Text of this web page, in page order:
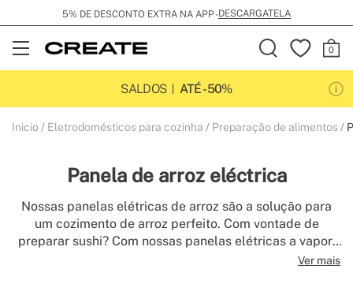
5% DE DESCONTO EXTRA NA APP -DESCARGATELA
Open
Menu
SALDOS
ATÉ -50%
Inicio Eletrodomésticos para cozinha Preparação de alimentos
Panela de arroz eléctrica
Nossas panelas elétricas de arroz são a solução para
um cozimento de arroz perfeito. Com vontade de
preparar sushi? Com nossas panelas elétricas a vapor,
você terá o arroz pronto em apenas alguns minutos.
Ver mais